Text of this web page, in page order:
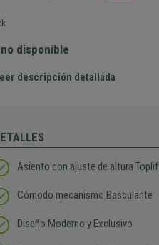
disponible
descripción detallada
Asiento con ajuste de altura
Cómodo mecanismo Basculante
Diseño Moderno y Exclusivo